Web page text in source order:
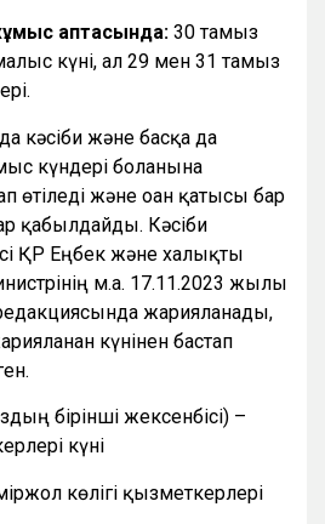
аптасында: 30 тамыз
күні, ал 29 мен 31 тамыз
кәсіби және басқа да
күндері болғанына
өтіледі және оған қатысы бар
қабылдайды. Кәсіби
ҚР Еңбек және халықты
м.а. 17.11.2023 жылғы
жарияланады,
күнінен бастап
бірінші жексенбісі) –
күні
көлігі қызметкерлері